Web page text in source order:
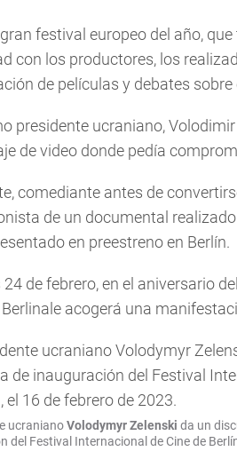
festival europeo del año,
con los productores, los
de películas y debates
presidente ucraniano,
de video donde pedía
comediante antes de
de un documental
en preestreno en Berlín.
24 de febrero, en el aniversario
acogerá una
ucranianoVolodymyr Zelenski da un
del Festival Internacional de Cine de